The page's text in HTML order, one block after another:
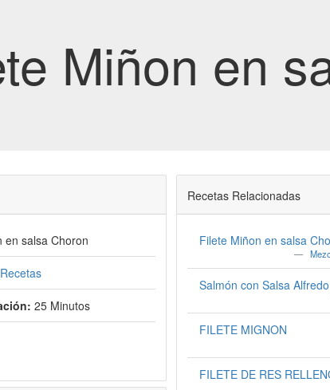
Miñon en
en salsa Choron
25 Minutos
Recetas Relacionadas
Filete Miñon en salsa
Salmón con Salsa Alfredo
FILETE MIGNON
FILETE DE RES